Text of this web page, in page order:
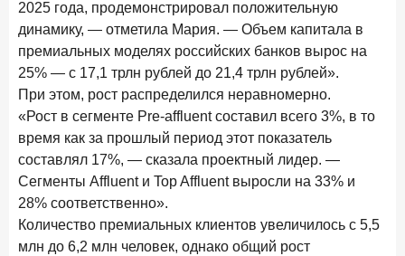
сравниться с российским»
6 мая 2026 года ИССЛЕДОВАНИЕ
По итогам апреля 2026 года объем выдач кредитов
составил 968 млрд руб.
29 апреля 2026 года ИССЛЕДОВАНИЕ
Конкуренция на рынке инвестиционно-страховых
продуктов усиливается
28 апреля 2026 года
Привязанность побеждает ставку? Как выбирают банк
для сбережений в 2026 году
2025 года, продемонстрировал положительную
динамику, — отметила Мария. — Объем капитала в
премиальных моделях российских банков вырос на
25% — с 17,1 трлн рублей до 21,4 трлн рублей».
При этом, рост распределился неравномерно.
«Рост в сегменте Pre-affluent составил всего 3%, в то
время как за прошлый период этот показатель
составлял 17%, — сказала проектный лидер. —
Сегменты Affluent и Top Affluent выросли на 33% и
28% соответственно».
Количество премиальных клиентов увеличилось с 5,5
млн до 6,2 млн человек, однако общий рост